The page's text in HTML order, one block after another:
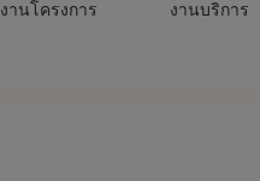
งานโครงการ งานบริการ